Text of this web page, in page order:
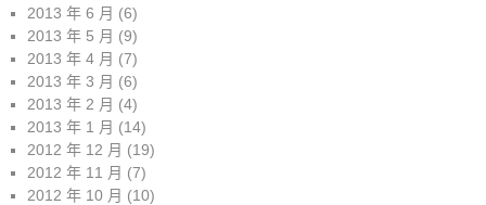
2013 年 6 月 (6)
2013 年 5 月 (9)
2013 年 4 月 (7)
2013 年 3 月 (6)
2013 年 2 月 (4)
2013 年 1 月 (14)
2012 年 12 月 (19)
2012 年 11 月 (7)
2012 年 10 月 (10)